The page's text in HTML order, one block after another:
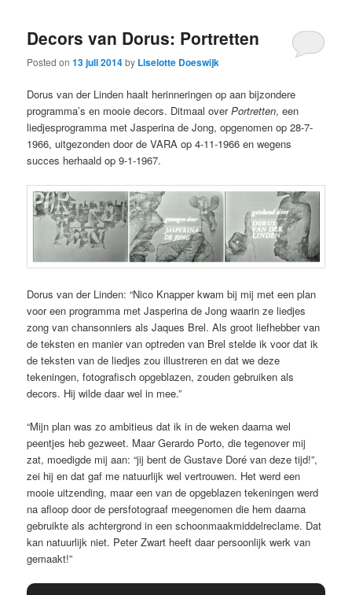
Decors van Dorus: Portretten
Posted on13 juli 2014by Liselotte Doeswijk
Dorus van der Linden haalt herinneringen op aan bijzondere
programma’s en mooie decors. Ditmaal overPortretten, een
liedjesprogramma met Jasperina de Jong, opgenomen op 28-7-
1966, uitgezonden door de VARA op 4-11-1966 en wegens
succes herhaald op 9-1-1967.
Dorus van der Linden: “Nico Knapper kwam bij mij met een plan
voor een programma met Jasperina de Jong waarin ze liedjes
zong van chansonniers als Jaques Brel. Als groot liefhebber van
de teksten en manier van optreden van Brel stelde ik voor dat ik
de teksten van de liedjes zou illustreren en dat we deze
tekeningen, fotografisch opgeblazen, zouden gebruiken als
decors. Hij wilde daar wel in mee.”
“Mijn plan was zo ambitieus dat ik in de weken daarna wel
peentjes heb gezweet. Maar Gerardo Porto, die tegenover mij
zat, moedigde mij aan: “jij bent de Gustave Doré van deze tijd!”,
zei hij en dat gaf me natuurlijk wel vertrouwen. Het werd een
mooie uitzending, maar een van de opgeblazen tekeningen werd
na afloop door de persfotograaf meegenomen die hem daarna
gebruikte als achtergrond in een schoonmaakmiddelreclame. Dat
kan natuurlijk niet. Peter Zwart heeft daar persoonlijk werk van
gemaakt!”